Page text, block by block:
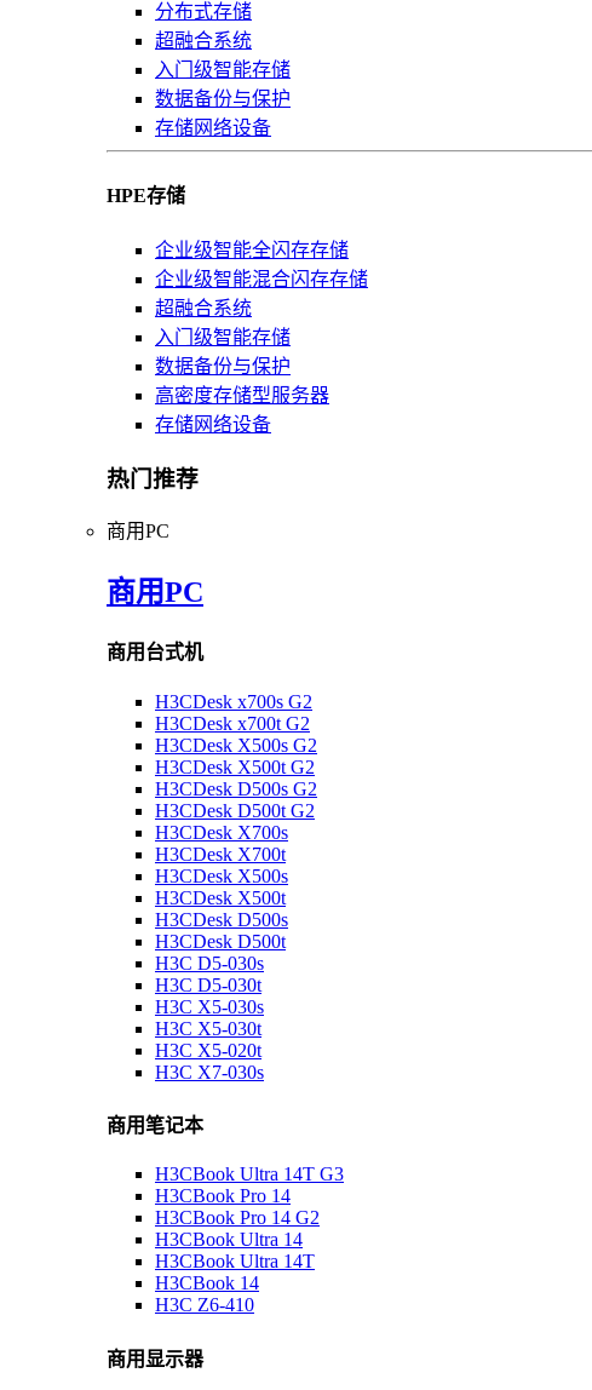
分布式存储
超融合系统
入门级智能存储
数据备份与保护
存储网络设备
HPE存储
企业级智能全闪存存储
企业级智能混合闪存存储
超融合系统
入门级智能存储
数据备份与保护
高密度存储型服务器
存储网络设备
热门推荐
商用PC
商用PC
商用台式机
H3CDesk x700s G2
H3CDesk x700t G2
H3CDesk X500s G2
H3CDesk X500t G2
H3CDesk D500s G2
H3CDesk D500t G2
H3CDesk X700s
H3CDesk X700t
H3CDesk X500s
H3CDesk X500t
H3CDesk D500s
H3CDesk D500t
H3C D5-030s
H3C D5-030t
H3C X5-030s
H3C X5-030t
H3C X5-020t
H3C X7-030s
商用笔记本
H3CBook Ultra 14T G3
H3CBook Pro 14
H3CBook Pro 14 G2
H3CBook Ultra 14
H3CBook Ultra 14T
H3CBook 14
H3C Z6-410
商用显示器